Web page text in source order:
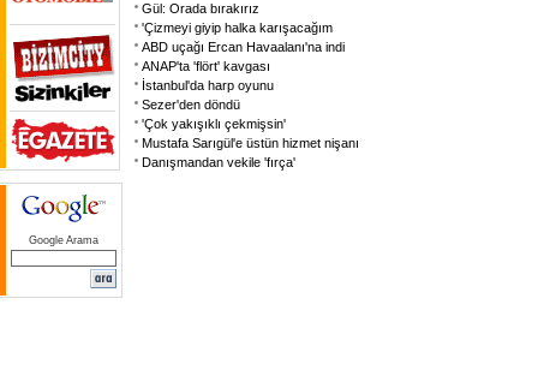
Google Arama
Gül: Orada bırakırız
'Çizmeyi giyip halka karışacağım
ABD uçağı Ercan Havaalanı'na indi
ANAP'ta 'flört' kavgası
İstanbul'da harp oyunu
Sezer'den döndü
'Çok yakışıklı çekmişsin'
Mustafa Sarıgül'e üstün hizmet nişanı
Danışmandan vekile 'fırça'